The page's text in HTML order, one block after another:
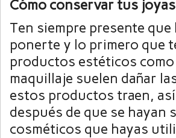
Cómo conservar tus
Ten siempre presente
ponerte y lo primero que
productos estéticos
maquillaje suelen dañar
estos productos traen,
después de que se
cosméticos que hayas